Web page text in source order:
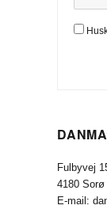
Fulbyvej
4180 Sorø
E-mail: